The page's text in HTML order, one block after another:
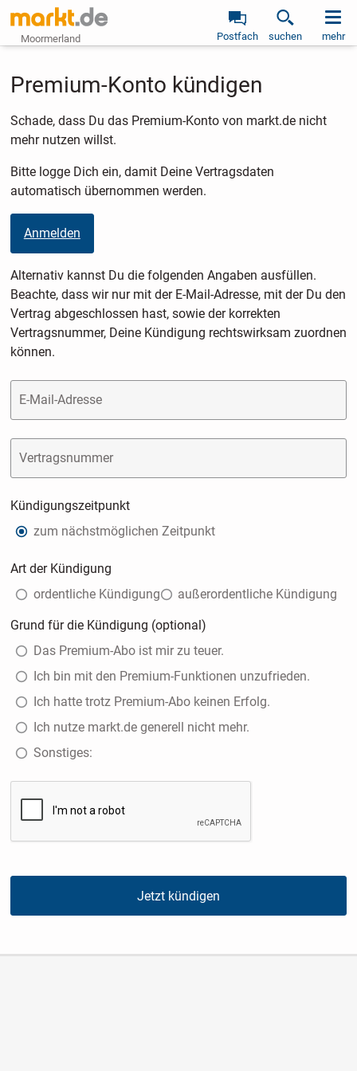
Moormerland Postfach suchen mehr
Premium-Konto kündigen
Schade, dass Du das Premium-Konto von markt.de nicht
mehr nutzen willst.
Bitte logge Dich ein, damit Deine Vertragsdaten
automatisch übernommen werden.
Anmelden
Alternativ kannst Du die folgenden Angaben ausfüllen.
Beachte, dass wir nur mit der E-Mail-Adresse, mit der Du den
Vertrag abgeschlossen hast, sowie der korrekten
Vertragsnummer, Deine Kündigung rechtswirksam zuordnen
können.
E-Mail-Adresse
Vertragsnummer
Kündigungszeitpunkt
zum nächstmöglichen Zeitpunkt
Art der Kündigung
ordentliche Kündigung
außerordentliche Kündigung
Grund für die Kündigung (optional)
Das Premium-Abo ist mir zu teuer.
Ich bin mit den Premium-Funktionen unzufrieden.
Ich hatte trotz Premium-Abo keinen Erfolg.
Ich nutze markt.de generell nicht mehr.
Sonstiges:
Jetzt kündigen